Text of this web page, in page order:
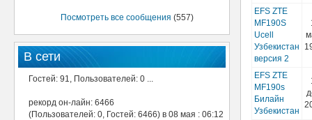
Посмотреть все сообщения (557)
В сети
Гостей: 91, Пользователей: 0 ...
рекорд он-лайн: 6466
(Пользователей: 0, Гостей: 6466) в 08 мая : 06:12
EFS ZTE
MF190S
Ucell
Узбекистан
версия 2
EFS ZTE
MF190s
Билайн
Узбекистан